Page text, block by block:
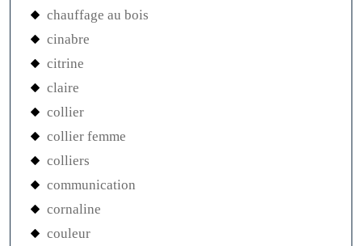
chauffage au bois
cinabre
citrine
claire
collier
collier femme
colliers
communication
cornaline
couleur